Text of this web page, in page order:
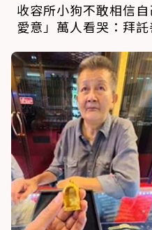
收容所小狗不敢相信
愛意」萬人看哭：拜